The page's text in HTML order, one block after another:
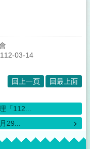
03-14
回上一頁 回最上面
「112...
29...